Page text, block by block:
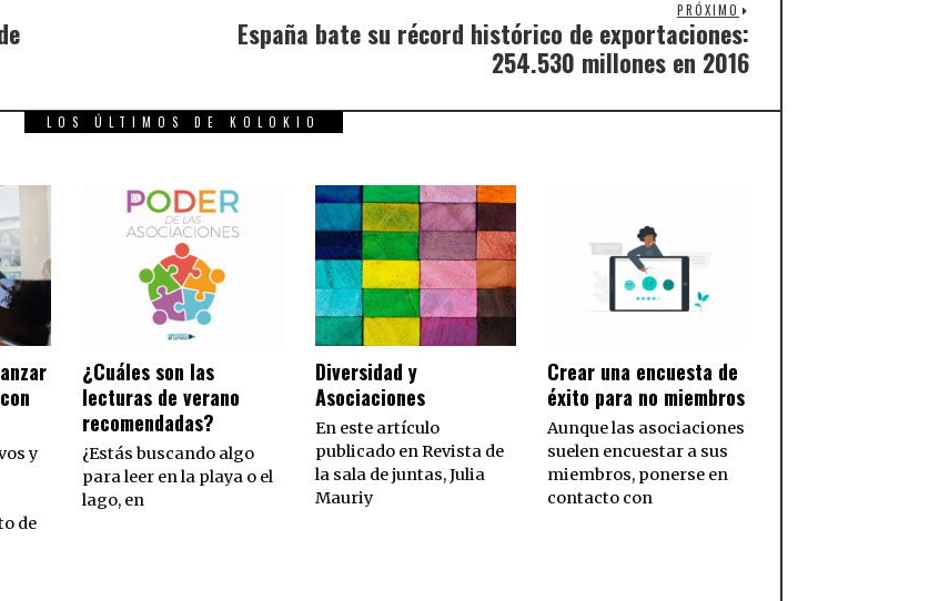
PRÓXIMO
España bate su récord histórico de exportaciones:
254.530 millones en 2016
LOS ÚLTIMOS DE KOLOKIO
y
de
¿Cuáles son las
lecturas de verano
recomendadas?
¿Estás buscando algo
para leer en la playa o el
lago, en
Diversidad y
Asociaciones
En este artículo
publicado en Revista de
la sala de juntas, Julia
Mauriy
Crear una encuesta de
éxito para no miembros
Aunque las asociaciones
suelen encuestar a sus
miembros, ponerse en
contacto con